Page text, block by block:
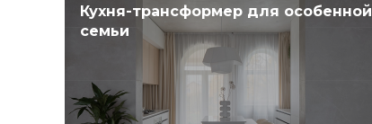
Кухня-трансформер для особенной
семьи